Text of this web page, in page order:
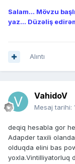
Salam... Mövzu
yaz... Düzəliş
Alıntı
VahidoV
Mesaj tarihi:
deqiq hesabla gor
Adapder taxili
olduqda elini bas
yoxla.Vintilliyatorluq